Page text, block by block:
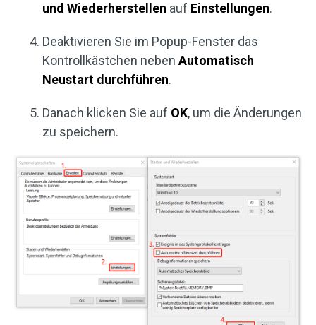
und Wiederherstellen auf Einstellungen.
Deaktivieren Sie im Popup-Fenster das
Kontrollkästchen neben Automatisch
Neustart durchführen.
Danach klicken Sie auf OK, um die Änderungen
zu speichern.